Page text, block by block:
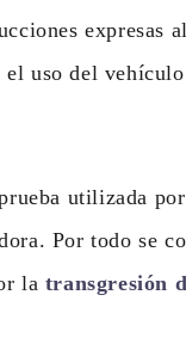
expresas
uso del
utilizada
Por todo se
la transgresión